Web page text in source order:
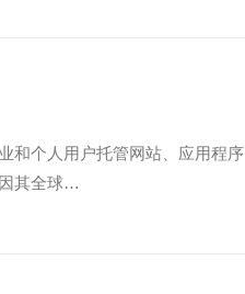
和个人用户托管网站、应用程序
其全球…